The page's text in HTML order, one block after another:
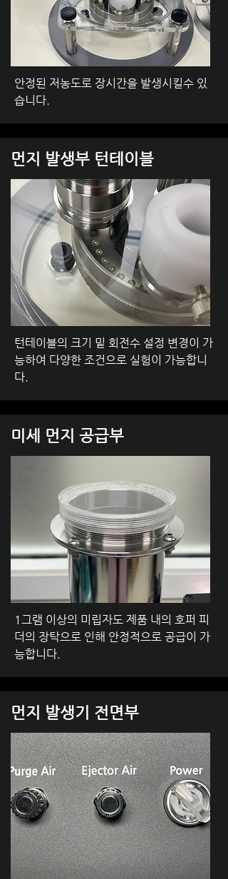
안정된 저농도로 장시간을 발생시킬수 있
습니다.
​먼지 발생부 턴테이블
​턴테이블의 크기 밑 회전수 설정 변경이 가
능하여 다양한 조건으로 실험이 가능합니
다.
미세 먼지 공급부
1그램 이상의 미립자도 제품 내의 호퍼 피
더의 장탁으로 인해 안정적으로 공급이 가
능합니다.
​먼지 발생기 전면부